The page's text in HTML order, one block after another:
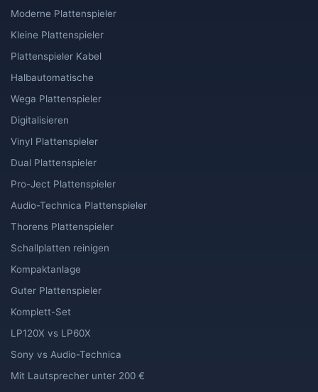
Moderne Plattenspieler
Kleine Plattenspieler
Plattenspieler Kabel
Halbautomatische
Wega Plattenspieler
Digitalisieren
Vinyl Plattenspieler
Dual Plattenspieler
Pro-Ject Plattenspieler
Audio-Technica Plattenspieler
Thorens Plattenspieler
Schallplatten reinigen
Kompaktanlage
Guter Plattenspieler
Komplett-Set
LP120X vs LP60X
Sony vs Audio-Technica
Mit Lautsprecher unter 200 €